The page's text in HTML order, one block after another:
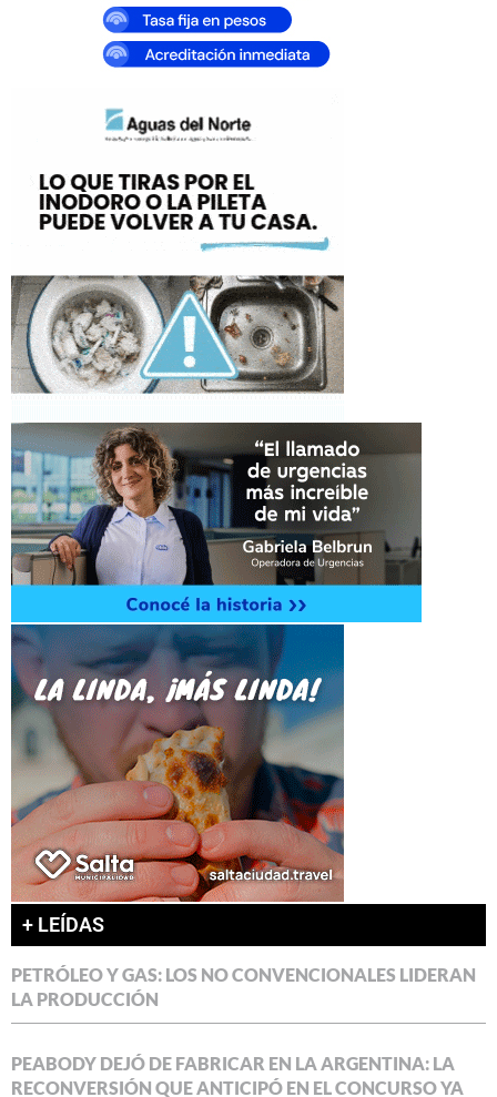
+ LEÍDAS
PETRÓLEO Y GAS: LOS NO CONVENCIONALES LIDERAN
LA PRODUCCIÓN
PEABODY DEJÓ DE FABRICAR EN LA ARGENTINA: LA
RECONVERSIÓN QUE ANTICIPÓ EN EL CONCURSO YA